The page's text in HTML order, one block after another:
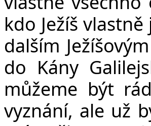
kdo Ježíš
dalším
do Kány
můžeme být
vyznání, ale už